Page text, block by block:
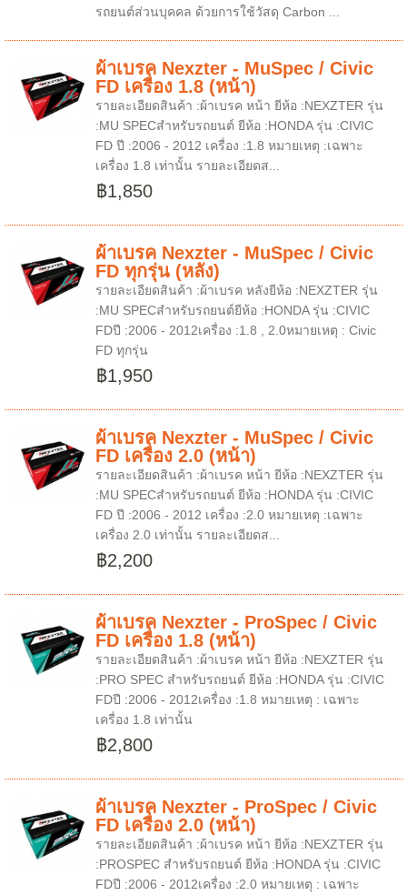
รถยนต์ส่วนบุคคล ด้วยการใช้วัสดุ Carbon ...
ผ้าเบรค Nexzter - MuSpec / Civic
FD เครื่อง 1.8 (หน้า)
รายละเอียดสินค้า :ผ้าเบรค หน้า ยีห้อ :NEXZTER รุ่น
:MU SPECสำหรับรถยนต์ ยีห้อ :HONDA รุ่น :CIVIC
FD ปี :2006 - 2012 เครื่อง :1.8 หมายเหตุ :เฉพาะ
เครื่อง 1.8 เท่านั้น รายละเอียดส...
฿1,850
ผ้าเบรค Nexzter - MuSpec / Civic
FD ทุกรุ่น (หลัง)
รายละเอียดสินค้า :ผ้าเบรค หลังยีห้อ :NEXZTER รุ่น
:MU SPECสำหรับรถยนต์ยีห้อ :HONDA รุ่น :CIVIC
FDปี :2006 - 2012เครื่อง :1.8 , 2.0หมายเหตุ : Civic
FD ทุกรุ่น
฿1,950
ผ้าเบรค Nexzter - MuSpec / Civic
FD เครื่อง 2.0 (หน้า)
รายละเอียดสินค้า :ผ้าเบรค หน้า ยีห้อ :NEXZTER รุ่น
:MU SPECสำหรับรถยนต์ ยีห้อ :HONDA รุ่น :CIVIC
FD ปี :2006 - 2012 เครื่อง :2.0 หมายเหตุ :เฉพาะ
เครื่อง 2.0 เท่านั้น รายละเอียดส...
฿2,200
ผ้าเบรค Nexzter - ProSpec / Civic
FD เครื่อง 1.8 (หน้า)
รายละเอียดสินค้า :ผ้าเบรค หน้า ยีห้อ :NEXZTER รุ่น
:PRO SPEC สำหรับรถยนต์ ยีห้อ :HONDA รุ่น :CIVIC
FDปี :2006 - 2012เครื่อง :1.8 หมายเหตุ : เฉพาะ
เครื่อง 1.8 เท่านั้น
฿2,800
ผ้าเบรค Nexzter - ProSpec / Civic
FD เครื่อง 2.0 (หน้า)
รายละเอียดสินค้า :ผ้าเบรค หน้า ยีห้อ :NEXZTER รุ่น
:PROSPEC สำหรับรถยนต์ ยีห้อ :HONDA รุ่น :CIVIC
FDปี :2006 - 2012เครื่อง :2.0 หมายเหตุ : เฉพาะ